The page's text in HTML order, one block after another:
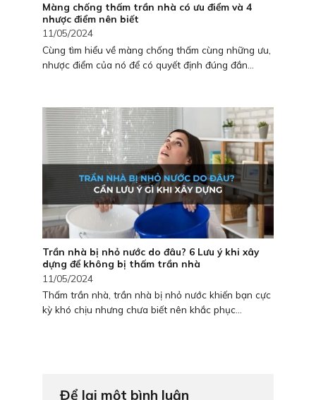
Màng chống thấm trần nhà có ưu điểm và 4
nhược điểm nên biết
11/05/2024
Cùng tìm hiểu về màng chống thấm cùng những ưu,
nhược điểm của nó để có quyết định đúng đắn...
Trần nhà bị nhỏ nước do đâu? 6 Lưu ý khi xây
dựng để không bị thấm trần nhà
11/05/2024
Thấm trần nhà, trần nhà bị nhỏ nước khiến bạn cực
kỳ khó chịu nhưng chưa biết nên khắc phục...
Để lại một bình luận